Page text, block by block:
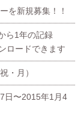
を新規募集！！
ら1年の記録
ロードできます
・月）
日〜2015年1月4